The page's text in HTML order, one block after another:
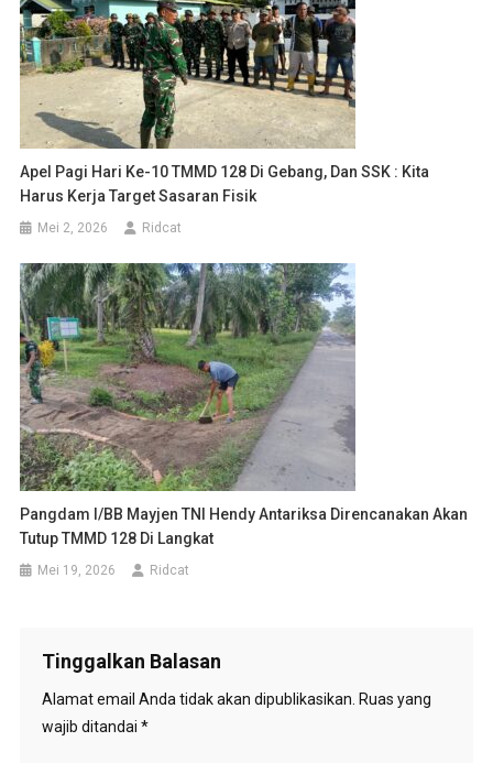
Apel Pagi Hari Ke-10 TMMD 128 Di Gebang, Dan SSK : Kita
Harus Kerja Target Sasaran Fisik
Mei 2, 2026 Ridcat
Pangdam I/BB Mayjen TNI Hendy Antariksa Direncanakan Akan
Tutup TMMD 128 Di Langkat
Mei 19, 2026 Ridcat
Tinggalkan Balasan
Alamat email Anda tidak akan dipublikasikan. Ruas yang
wajib ditandai *